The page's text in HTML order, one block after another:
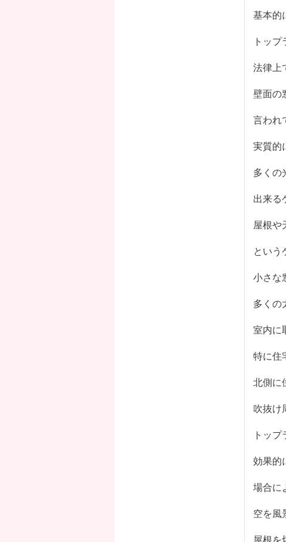
基本的
トッ
法律上
壁面の
言われ
実質的
多くの
出来る
屋根や
という
小さな
多くの
室内に
特に住
北側に
吹抜け
トップ
効果的
場合に
空を風
屋根を